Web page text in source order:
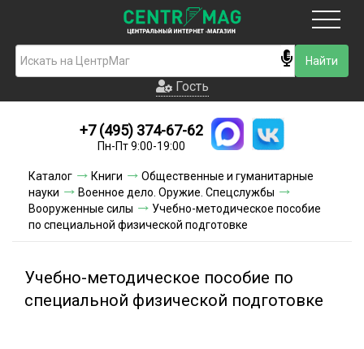
Гость
Новинки
Условия доставки
Условия оплаты
Акции и скидки
Гость
+7 (495) 374-67-62
Пн-Пт 9:00-19:00
Каталог Книги
Общественные и гуманитарные
науки
Военное дело. Оружие. Спецслужбы
Вооруженные силы
Учебно-методическое пособие
по специальной физической подготовке
Учебно-методическое пособие по
специальной физической подготовке